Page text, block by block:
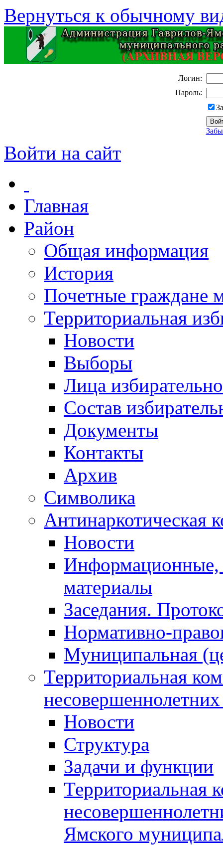
Вернуться к обычному
Логин:
Пароль:
Войти на сайт
Главная
Район
Общая информация
История
Почетные граждане
Территориальная
Новости
Выборы
Лица
Состав
Документы
Контакты
Архив
Символика
Антинаркотическая
Новости
Информационные,
материалы
Заседания.
Нормативно-
Муниципальная
Территориальная
Новости
Структура
Задачи и функции
Территориальная
Ямского